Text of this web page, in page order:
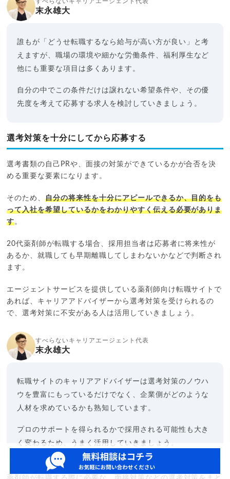
末永雄大
誰もが「どうせ転職するなら給与が高い方が良い」と考
えますが、職場の環境や細かな労働条件、福利厚生など
他にも重要な項目は多くあります。
自分の中でこの条件だけは譲れない希望条件や、その優
先度を考えて応募する求人を検討していきましょう。
選考対策を十分にしてから応募する
選考書類の自己PRや、面接の対策ができているかが合否を決
める重要な要素になります。
そのため、自分の将来性を十分にアピールできるか、目的をも
って入社を希望しているかをわかりやすく伝える必要がありま
す。
20代薬剤師が転職する場合、採用担当者は応募者に将来性が
あるか、就職しても早期離職してしまわないかなどで判断され
ます。
エージェントサービスを提供している薬剤師向け転職サイトで
あれば、キャリアアドバイザーから選考対策を受けられるの
で、選考対策に不安がある人は活用していきましょう。
すべらないキャリアエージェント代表
末永雄大
転職サイトのキャリアアドバイザーは選考対策のノウハ
ウを豊富にもっているだけでなく、企業側がどのような
人材を求めているかも熟知しています。
プロのサポートを得られるかで採用される可能性も大き
く変わるため、うまく活用していきましょう。